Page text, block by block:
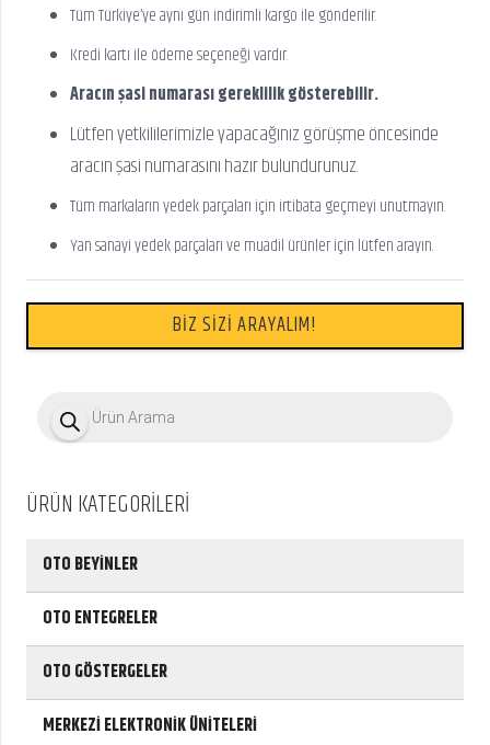
Tüm Türkiye’ye aynı gün indirimli kargo ile gönderilir.
Kredi kartı ile ödeme seçeneği vardır.
Aracın şasi numarası gereklilik gösterebilir.
Lütfen yetkililerimizle yapacağınız görüşme öncesinde
aracın şasi numarasını hazır bulundurunuz.
Tüm markaların yedek parçaları için irtibata geçmeyi unutmayın.
Yan sanayi yedek parçaları ve muadil ürünler için lütfen arayın.
BİZ SİZİ ARAYALIM!
t
r
ÜRÜN KATEGORİLERİ
OTO BEYİNLER
OTO ENTEGRELER
OTO GÖSTERGELER
MERKEZİ ELEKTRONİK ÜNİTELERİ